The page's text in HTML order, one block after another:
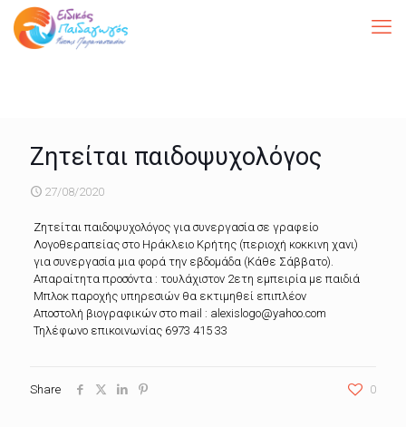
Ζητείται παιδοψυχολόγος
27/08/2020
Ζητείται παιδοψυχολόγος για συνεργασία σε γραφείο
Λογοθεραπείας στο Ηράκλειο Κρήτης (περιοχή κοκκινη χανι)
για συνεργασία μια φορά την εβδομάδα (Κάθε Σάββατο).
Απαραίτητα προσόντα : τουλάχιστον 2ετη εμπειρία με παιδιά
Μπλοκ παροχής υπηρεσιών θα εκτιμηθεί επιπλέον
Αποστολή βιογραφικών στο mail : alexislogo@yahoo.com
Τηλέφωνο επικοινωνίας 6973 415 33
Share 0